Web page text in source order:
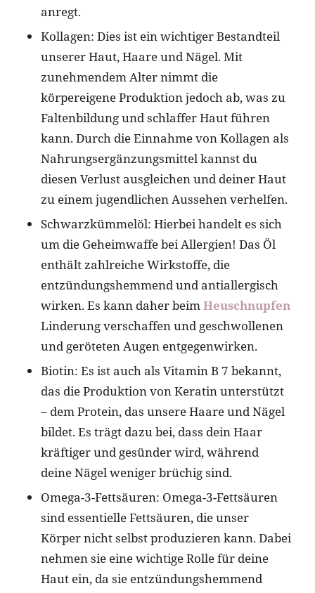
anregt.
Kollagen: Dies ist ein wichtiger Bestandteil
unserer Haut, Haare und Nägel. Mit
zunehmendem Alter nimmt die
körpereigene Produktion jedoch ab, was zu
Faltenbildung und schlaffer Haut führen
kann. Durch die Einnahme von Kollagen als
Nahrungsergänzungsmittel kannst du
diesen Verlust ausgleichen und deiner Haut
zu einem jugendlichen Aussehen verhelfen.
Schwarzkümmelöl: Hierbei handelt es sich
um die Geheimwaffe bei Allergien! Das Öl
enthält zahlreiche Wirkstoffe, die
entzündungshemmend und antiallergisch
wirken. Es kann daher beimHeuschnupfen
Linderung verschaffen und geschwollenen
und geröteten Augen entgegenwirken.
Biotin: Es ist auch als Vitamin B 7 bekannt,
das die Produktion von Keratin unterstützt
– dem Protein, das unsere Haare und Nägel
bildet. Es trägt dazu bei, dass dein Haar
kräftiger und gesünder wird, während
deine Nägel weniger brüchig sind.
Omega-3-Fettsäuren: Omega-3-Fettsäuren
sind essentielle Fettsäuren, die unser
Körper nicht selbst produzieren kann. Dabei
nehmen sie eine wichtige Rolle für deine
Haut ein, da sie entzündungshemmend